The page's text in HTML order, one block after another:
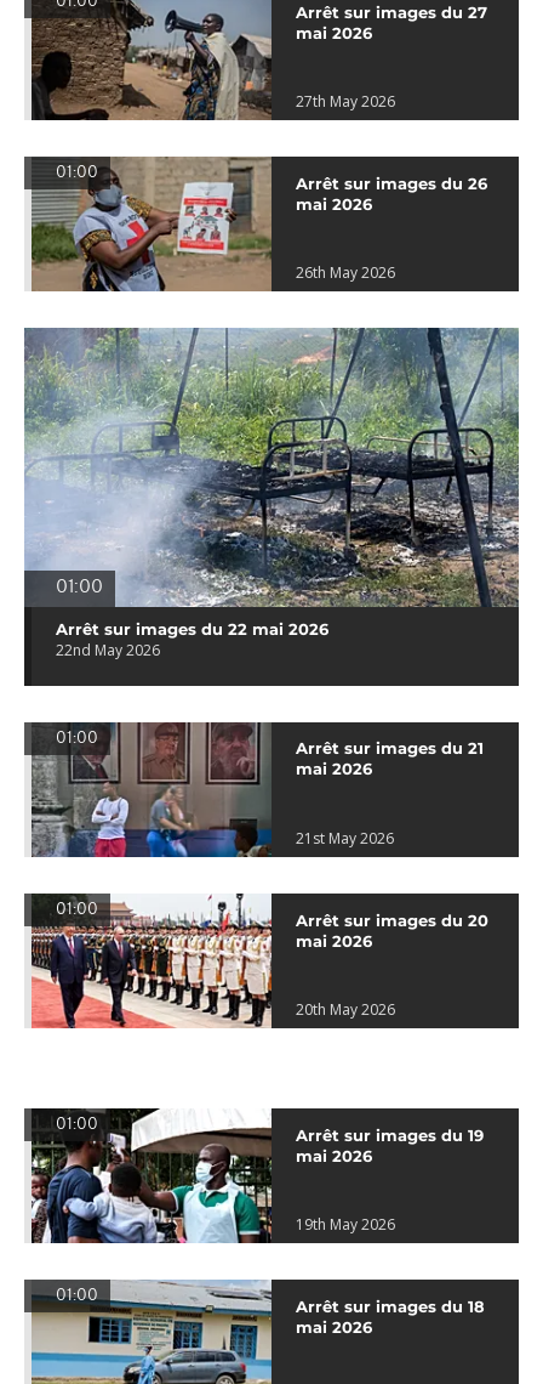
Arrêt sur images du 27
mai 2026
27th May 2026
01:00
Arrêt sur images du 26
mai 2026
26th May 2026
01:00
Arrêt sur images du 22 mai 2026
22nd May 2026
01:00
Arrêt sur images du 21
mai 2026
21st May 2026
01:00
Arrêt sur images du 20
mai 2026
20th May 2026
01:00
Arrêt sur images du 19
mai 2026
19th May 2026
01:00
Arrêt sur images du 18
mai 2026